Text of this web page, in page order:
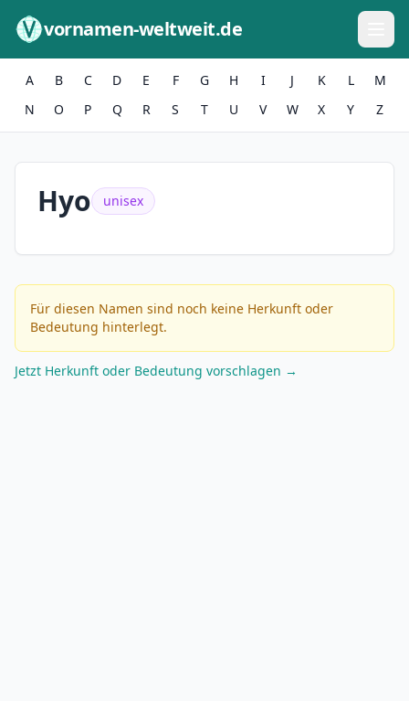
vornamen-weltweit.de
A B C D E F G H I J K L
M
N
O P Q R S T U V W X Y Z
Hyo unisex
Für diesen Namen sind noch keine Herkunft oder
Bedeutung hinterlegt.
Jetzt Herkunft oder Bedeutung vorschlagen →